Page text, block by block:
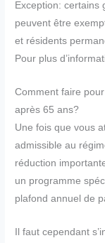
Exception: certains
peuvent être
et résidents
Pour plus
Comment faire
après 65 ans?
Une fois que vous
admissible au
réduction
un programme
plafond annuel de
Il faut cependant